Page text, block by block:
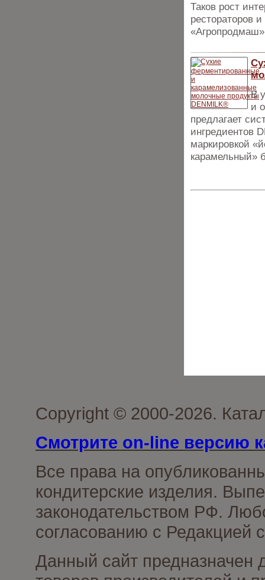
Таков рост
рестораторов
«Агропродмаш»
В
и
предлагает
ингредиентов
маркировкой
карамельный»
Copyright © 2000-2026.
Смотрите on-line версию
Все права на
кондитерские изделия.
законодательством РФ.
согласованию с Редакцией
Данный сайт предназначен